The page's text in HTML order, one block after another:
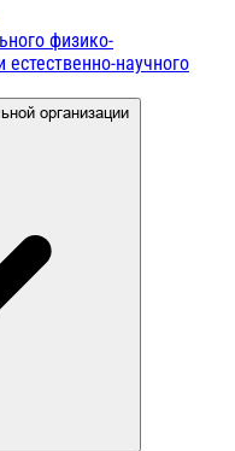
физико-
естественно-научного
организации